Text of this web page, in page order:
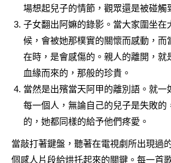
場想起兒子的情節，觀眾還是被碰觸
子女翻出阿嫲的錄影。當大家圍坐
候，會被她那樸實的關懷而感動，
在時，是會感傷的。親人的離開，
血緣而來的，那般的珍貴。
當然是出殯當天阿甲的離別語。就
每一個人，無論自己的兒子是失敗
的，她都同樣的給予他們疼愛。
當敲打著鍵盤，聽著在電視劇所出現過
個感人片段給烘托起來的關鍵。每一首